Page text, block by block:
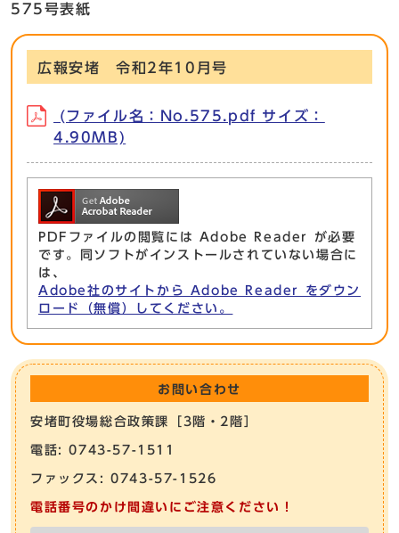
575号表紙
広報安堵 令和2年10月号
(ファイル名：No.575.pdf サイズ：
4.90MB)
PDFファイルの閲覧には Adobe Reader が必要
です。同ソフトがインストールされていない場合に
は、
Adobe社のサイトから Adobe Reader をダウン
ロード（無償）してください。
お問い合わせ
安堵町役場総合政策課［3階・2階］
電話: 0743-57-1511
ファックス: 0743-57-1526
電話番号のかけ間違いにご注意ください！